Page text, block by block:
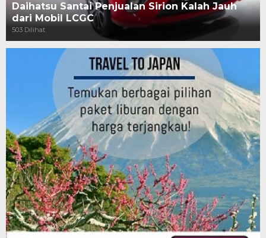
Daihatsu Santai Penjualan Sirion Kalah Jauh
dari Mobil LCGC
503 Dilihat